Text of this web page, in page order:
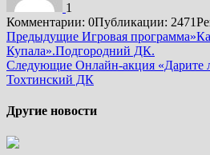
1
Комментарии: 0Публикации: 2471
Подробнее
Предыдущие Игровая
Купала».Подгородний ДК.
Следующие Онлайн-акция
Тохтинский ДК
Другие новости